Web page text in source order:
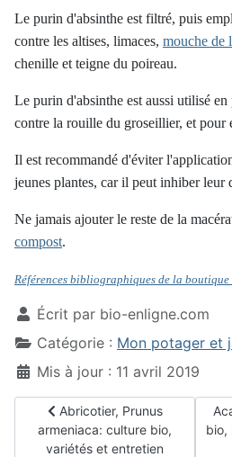
Le purin d'absinthe est filtré, puis
contre les altises, limaces, mouche de
chenille et teigne du poireau.
Le purin d'absinthe est aussi utilisé
contre la rouille du groseillier, et pour
Il est recommandé d'éviter
jeunes plantes, car il peut inhiber leur
Ne jamais ajouter le reste de la
compost.
Références bibliographiques de la
Écrit par bio-enligne.com
Catégorie : Mon potager et
Mis à jour : 11 avril 2019
Article précédent : Abricotier,
Abricotier, Prunus
armeniaca: culture bio,
variétés et entretien
bio,